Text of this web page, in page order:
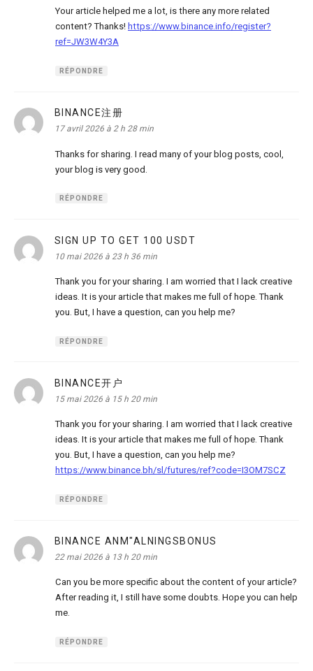
Your article helped me a lot, is there any more related
content? Thanks! https://www.binance.info/register?
ref=JW3W4Y3A
RÉPONDRE
BINANCE注册
17 avril 2026 à 2 h 28 min
Thanks for sharing. I read many of your blog posts, cool,
your blog is very good.
RÉPONDRE
SIGN UP TO GET 100 USDT
10 mai 2026 à 23 h 36 min
Thank you for your sharing. I am worried that I lack creative
ideas. It is your article that makes me full of hope. Thank
you. But, I have a question, can you help me?
RÉPONDRE
BINANCE开户
15 mai 2026 à 15 h 20 min
Thank you for your sharing. I am worried that I lack creative
ideas. It is your article that makes me full of hope. Thank
you. But, I have a question, can you help me?
https://www.binance.bh/sl/futures/ref?code=I3OM7SCZ
RÉPONDRE
BINANCE ANM"ALNINGSBONUS
22 mai 2026 à 13 h 20 min
Can you be more specific about the content of your article?
After reading it, I still have some doubts. Hope you can help
me.
RÉPONDRE